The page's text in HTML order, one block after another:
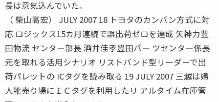
長は意気込んでいた。
（ 柴山高宏） JULY 2007 18 トヨタのカンバン方式に対
応 ロジックス15カ月連続で誤出荷ゼロを達成 矢神力豊
田物流 センター部長 酒井佳孝豊田パー ツセンター係長
元を取れる活用シナリオ リストバンド型リーダーで出
荷パレットの ICタグを読み取る 19 JULY 2007 三越は婦
人靴売り場にＩＣタグを利用したリ アルタイム在庫管